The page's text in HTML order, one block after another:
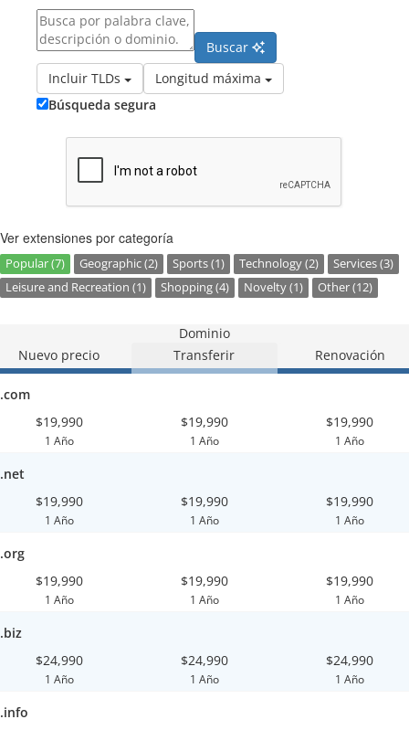
Buscar
Incluir TLDs
Longitud máxima
Búsqueda segura
Ver extensiones por categoría
Popular (7) Geographic (2) Sports (1) Technology (2)
Services (3)
Leisure and Recreation (1)
Shopping (4) Novelty (1) Other (12)
Dominio
Nuevo precio
Transferir Renovación
.com
$19,990
1 Año
$19,990
1 Año
$19,990
1 Año
.net
$19,990
1 Año
$19,990
1 Año
$19,990
1 Año
.org
$19,990
1 Año
$19,990
1 Año
$19,990
1 Año
.biz
$24,990
1 Año
$24,990
1 Año
$24,990
1 Año
.info